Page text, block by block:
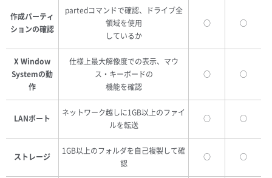
作成パーティ
ションの確認
partedコマンドで確認、ドライブ全
領域を使用
しているか
○ ○
X Window
Systemの動
作
仕様上最大解像度での表示、マウ
ス・キーボードの
機能を確認
○ ○
LANポート
ネットワーク越しに1GB以上のファイ
ルを転送
○ ○
ストレージ
1GB以上のフォルダを自己複製して確
認
○ ○